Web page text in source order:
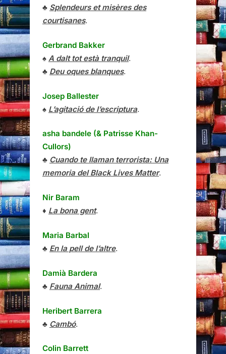
♣ Splendeurs et misères des
courtisanes.
Gerbrand Bakker
♠ A dalt tot està tranquil.
♣ Deu oques blanques.
Josep Ballester
♠ L’agitació de l’escriptura.
asha bandele (& Patrisse Khan-
Cullors)
♣ Cuando te llaman terrorista: Una
memoria del Black Lives Matter.
Nir Baram
♦ La bona gent.
Maria Barbal
♣ En la pell de l’altre.
Damià Bardera
♣ Fauna Animal.
Heribert Barrera
♣ Cambó.
Colin Barrett